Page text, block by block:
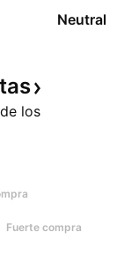
Neutral
los
Fuerte compra